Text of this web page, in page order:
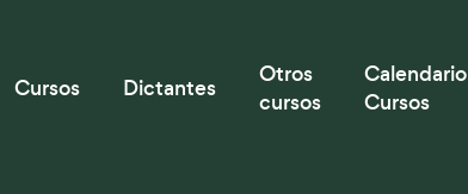
Cursos Dictantes
Otros
cursos
Calendario
Cursos